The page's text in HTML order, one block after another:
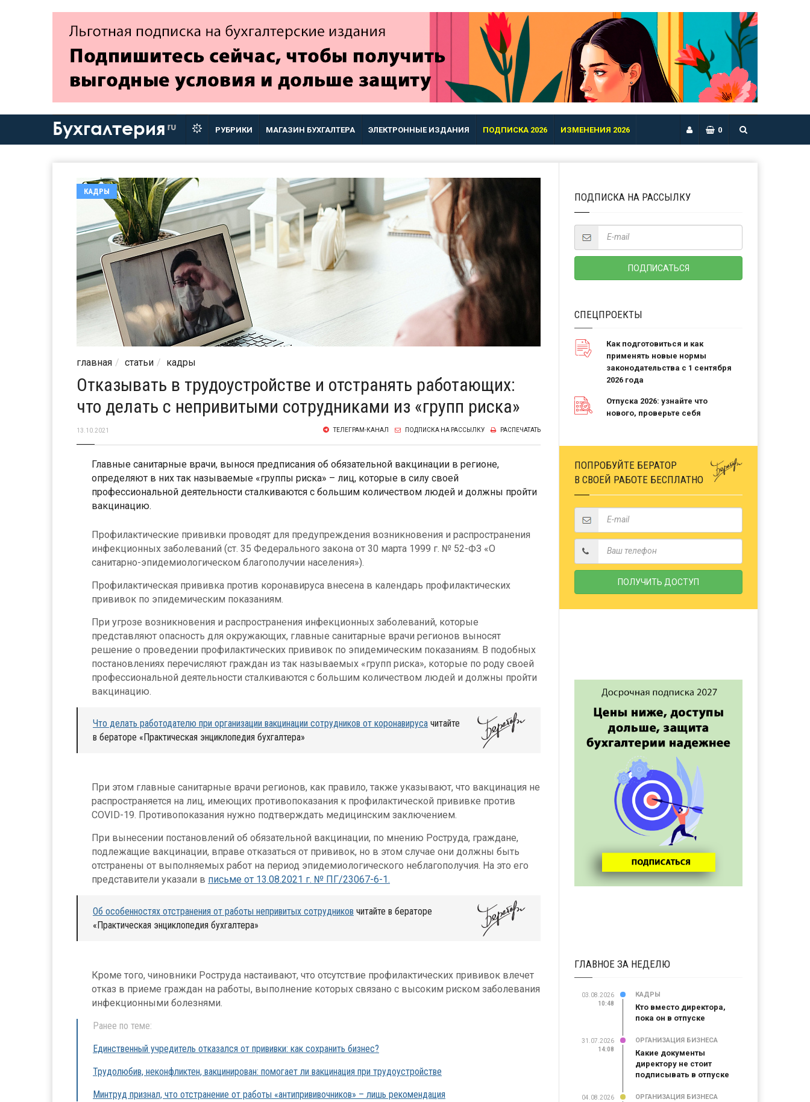
Бухгалтерия ru РУБРИКИ МАГАЗИН БУХГАЛТЕРА ЭЛЕКТРОННЫЕ ИЗДАНИЯ ПОДПИСКА 2026 ИЗМЕНЕНИЯ 2026 0
КАДРЫ
главная статьи кадры
Отказывать в трудоустройстве и отстранять работающих:
что делать с непривитыми сотрудниками из «групп риска»
13.10.2021 РАСПЕЧАТАТЬ
ПОДПИСКА НА РАССЫЛКУ
ТЕЛЕГРАМ-КАНАЛ
Главные санитарные врачи, вынося предписания об обязательной вакцинации в регионе,
определяют в них так называемые «группы риска» – лиц, которые в силу своей
профессиональной деятельности сталкиваются с большим количеством людей и должны пройти
вакцинацию.
Профилактические прививки проводят для предупреждения возникновения и распространения
инфекционных заболеваний (ст. 35 Федерального закона от 30 марта 1999 г. № 52-ФЗ «О
санитарно-эпидемиологическом благополучии населения»).
Профилактическая прививка против коронавируса внесена в календарь профилактических
прививок по эпидемическим показаниям.
При угрозе возникновения и распространения инфекционных заболеваний, которые
представляют опасность для окружающих, главные санитарные врачи регионов выносят
решение о проведении профилактических прививок по эпидемическим показаниям. В подобных
постановлениях перечисляют граждан из так называемых «групп риска», которые по роду своей
профессиональной деятельности сталкиваются с большим количеством людей и должны пройти
вакцинацию.
Что делать работодателю при организации вакцинации сотрудников от коронавируса читайте
в бераторе «Практическая энциклопедия бухгалтера»
При этом главные санитарные врачи регионов, как правило, также указывают, что вакцинация не
распространяется на лиц, имеющих противопоказания к профилактической прививке против
COVID-19. Противопоказания нужно подтверждать медицинским заключением.
При вынесении постановлений об обязательной вакцинации, по мнению Роструда, граждане,
подлежащие вакцинации, вправе отказаться от прививок, но в этом случае они должны быть
отстранены от выполняемых работ на период эпидемиологического неблагополучия. На это его
представители указали в письме от 13.08.2021 г. № ПГ/23067-6-1.
Об особенностях отстранения от работы непривитых сотрудников читайте в бераторе
«Практическая энциклопедия бухгалтера»
Кроме того, чиновники Роструда настаивают, что отсутствие профилактических прививок влечет
отказ в приеме граждан на работы, выполнение которых связано с высоким риском заболевания
инфекционными болезнями.
Ранее по теме:
Единственный учредитель отказался от прививки: как сохранить бизнес?
Трудолюбив, неконфликтен, вакцинирован: помогает ли вакцинация при трудоустройстве
Минтруд признал, что отстранение от работы «антипрививочников» – лишь рекомендация
ПОДПИСКА НА РАССЫЛКУ
СПЕЦПРОЕКТЫ
Как подготовиться и как
применять новые нормы
законодательства с 1 сентября
2026 года
Отпуска 2026: узнайте что
нового, проверьте себя
ПОПРОБУЙТЕ БЕРАТОР
В СВОЕЙ РАБОТЕ БЕСПЛАТНО
ГЛАВНОЕ ЗА НЕДЕЛЮ
03.08.2026
10:48
КАДРЫ
Кто вместо директора,
пока он в отпуске
31.07.2026
14:08
ОРГАНИЗАЦИЯ БИЗНЕСА
Какие документы
директору не стоит
подписывать в отпуске
04.08.2026
ОРГАНИЗАЦИЯ БИЗНЕСА